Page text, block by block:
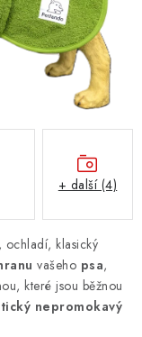
Moje objednávka
ochladí, klasický
vašeho psa,
které jsou běžnou
nepromokavý
+ další (4)